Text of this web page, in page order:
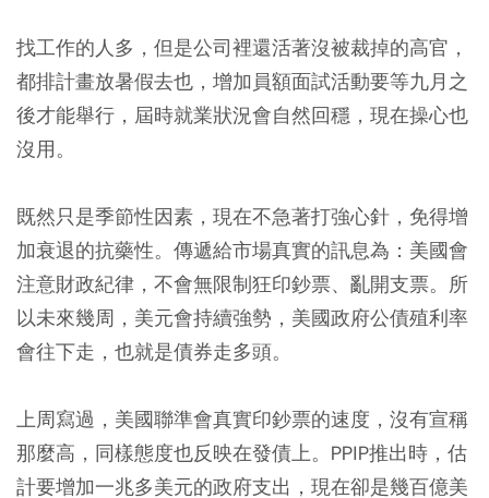
找工作的人多，但是公司裡還活著沒被裁掉的高官，
都排計畫放暑假去也，增加員額面試活動要等九月之
後才能舉行，屆時就業狀況會自然回穩，現在操心也
沒用。
既然只是季節性因素，現在不急著打強心針，免得增
加衰退的抗藥性。傳遞給市場真實的訊息為：美國會
注意財政紀律，不會無限制狂印鈔票、亂開支票。所
以未來幾周，美元會持續強勢，美國政府公債殖利率
會往下走，也就是債券走多頭。
上周寫過，美國聯準會真實印鈔票的速度，沒有宣稱
那麼高，同樣態度也反映在發債上。PPIP推出時，估
計要增加一兆多美元的政府支出，現在卻是幾百億美